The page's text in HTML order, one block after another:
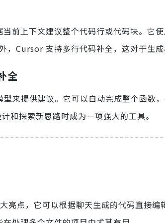
前上下文建议整个代码行或代码块。它
，Cursor 支持多行代码补全，这对于生成
全
提供建议。它可以自动完成整个函数
探索新思路时成为一项强大的工具。
点，它可以根据聊天生成的代码直接编